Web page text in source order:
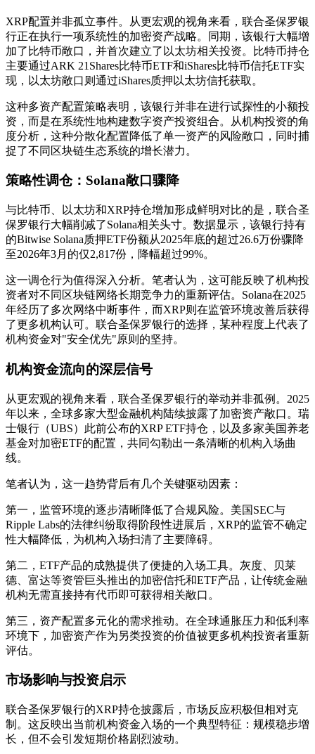
XRP配置并非孤立事件。从更宏观的视角来看，联合圣保罗银
行正在执行一项系统性的加密资产战略。同期，该银行大幅增
加了比特币敞口，并首次建立了以太坊相关投资。比特币持仓
主要通过ARK 21Shares比特币ETF和iShares比特币信托ETF实
现，以太坊敞口则通过iShares质押以太坊信托获取。
这种多资产配置策略表明，该银行并非在进行试探性的小额投
资，而是在系统性地构建数字资产投资组合。从机构投资的角
度分析，这种分散化配置降低了单一资产的风险敞口，同时捕
捉了不同区块链生态系统的增长潜力。
策略性调仓：Solana敞口骤降
与比特币、以太坊和XRP持仓增加形成鲜明对比的是，联合圣
保罗银行大幅削减了Solana相关头寸。数据显示，该银行持有
的Bitwise Solana质押ETF份额从2025年底的超过26.6万份骤降
至2026年3月的仅2,817份，降幅超过99%。
这一调仓行为值得深入分析。笔者认为，这可能反映了机构投
资者对不同区块链网络长期竞争力的重新评估。Solana在2025
年经历了多次网络中断事件，而XRP则在监管环境改善后获得
了更多机构认可。联合圣保罗银行的选择，某种程度上代表了
机构资金对"安全优先"原则的坚持。
机构资金流向的深层信号
从更宏观的视角来看，联合圣保罗银行的举动并非孤例。2025
年以来，全球多家大型金融机构陆续披露了加密资产敞口。瑞
士银行（UBS）此前公布的XRP ETF持仓，以及多家美国养老
基金对加密ETF的配置，共同勾勒出一条清晰的机构入场曲
线。
笔者认为，这一趋势背后有几个关键驱动因素：
第一，监管环境的逐步清晰降低了合规风险。美国SEC与
Ripple Labs的法律纠纷取得阶段性进展后，XRP的监管不确定
性大幅降低，为机构入场扫清了主要障碍。
第二，ETF产品的成熟提供了便捷的入场工具。灰度、贝莱
德、富达等资管巨头推出的加密信托和ETF产品，让传统金融
机构无需直接持有代币即可获得相关敞口。
第三，资产配置多元化的需求推动。在全球通胀压力和低利率
环境下，加密资产作为另类投资的价值被更多机构投资者重新
评估。
市场影响与投资启示
联合圣保罗银行的XRP持仓披露后，市场反应积极但相对克
制。这反映出当前机构资金入场的一个典型特征：规模稳步增
长，但不会引发短期价格剧烈波动。